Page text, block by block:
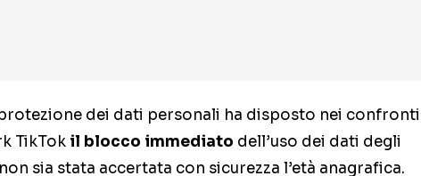
dei dati personali ha disposto nei confronti
TikTok il blocco immediato dell’uso dei dati degli
sia stata accertata con sicurezza l’età anagrafica.